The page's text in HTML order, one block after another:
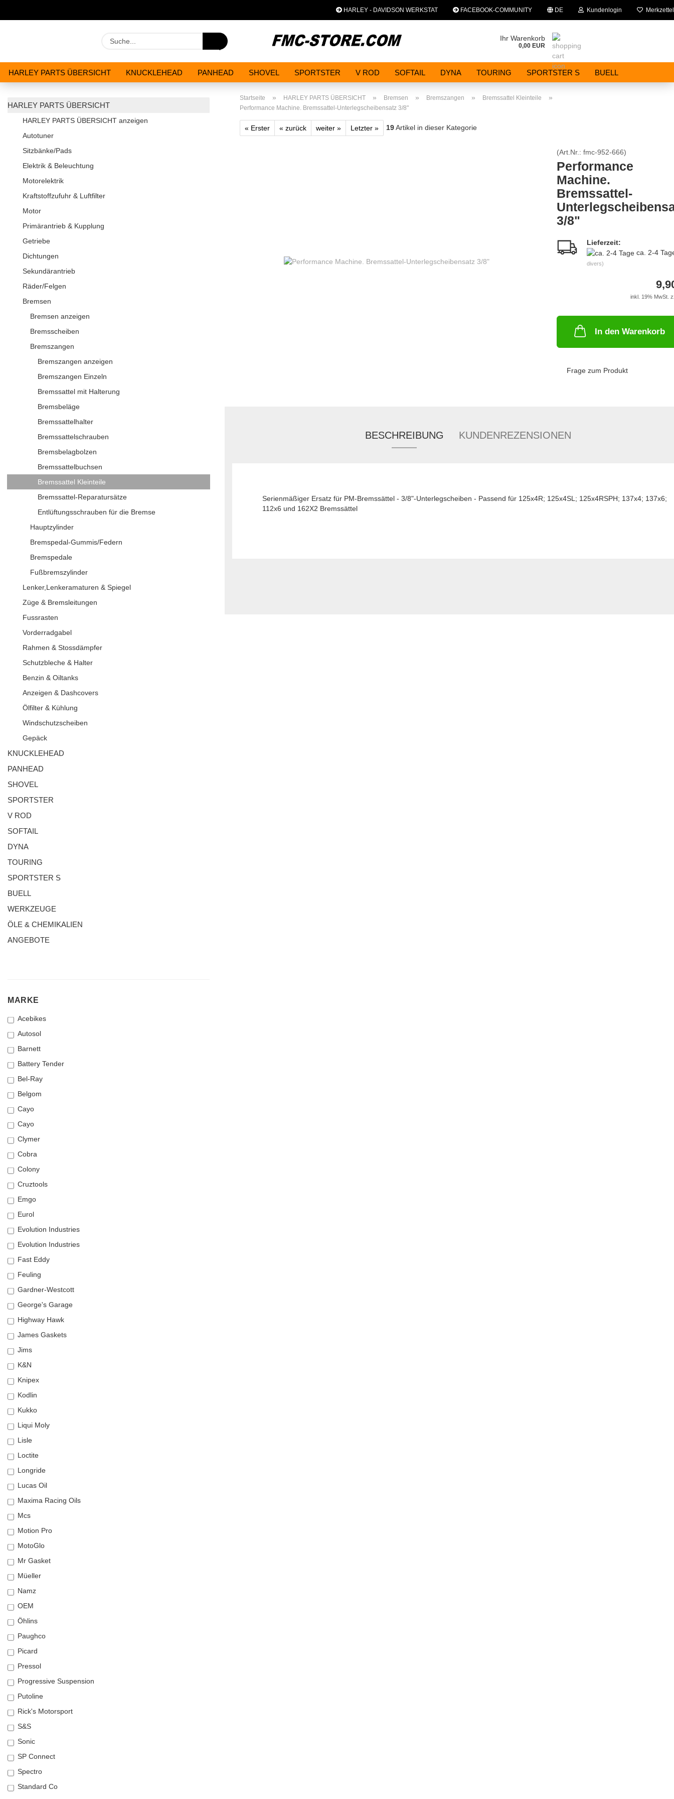
HARLEY - DAVIDSON WERKSTAT FACEBOOK-COMMUNITY DE Kundenlogin Merkzettel
Suche... Ihr Warenkorb
0,00 EUR
HARLEY PARTS ÜBERSICHT KNUCKLEHEAD PANHEAD SHOVEL SPORTSTER V ROD SOFTAIL DYNA TOURING SPORTSTER S BUELL
Startseite » HARLEY PARTS ÜBERSICHT » Bremsen » Bremszangen » Bremssattel Kleinteile »
Performance Machine. Bremssattel-Unterlegscheibensatz 3/8"
« Erster « zurück weiter » Letzter » 19Artikel in dieser Kategorie
(Art.Nr.: fmc-952-666)
Performance
Machine.
Bremssattel-
3/8"
Lieferzeit:
ca. 2-4
divers)
inkl. 19% MwSt.
In den Warenkorb
Frage zum Produkt
BESCHREIBUNG KUNDENREZENSIONEN
Serienmäßiger Ersatz für PM-Bremssättel - 3/8"-Unterlegscheiben - Passend für 125x4R; 125x4SL; 125x4RSPH; 137x4; 137x6;
112x6 und 162X2 Bremssättel
HARLEY PARTS ÜBERSICHT
HARLEY PARTS ÜBERSICHT anzeigen
Autotuner
Sitzbänke/Pads
Elektrik & Beleuchtung
Motorelektrik
Kraftstoffzufuhr & Luftfilter
Motor
Primärantrieb & Kupplung
Getriebe
Dichtungen
Sekundärantrieb
Räder/Felgen
Bremsen
Bremsen anzeigen
Bremsscheiben
Bremszangen
Bremszangen anzeigen
Bremszangen Einzeln
Bremssattel mit Halterung
Bremsbeläge
Bremssattelhalter
Bremssattelschrauben
Bremsbelagbolzen
Bremssattelbuchsen
Bremssattel Kleinteile
Bremssattel-Reparatursätze
Entlüftungsschrauben für die Bremse
Hauptzylinder
Bremspedal-Gummis/Federn
Bremspedale
Fußbremszylinder
Lenker,Lenkeramaturen & Spiegel
Züge & Bremsleitungen
Fussrasten
Vorderradgabel
Rahmen & Stossdämpfer
Schutzbleche & Halter
Benzin & Oiltanks
Anzeigen & Dashcovers
Ölfilter & Kühlung
Windschutzscheiben
Gepäck
KNUCKLEHEAD
PANHEAD
SHOVEL
SPORTSTER
V ROD
SOFTAIL
DYNA
TOURING
SPORTSTER S
BUELL
WERKZEUGE
ÖLE & CHEMIKALIEN
ANGEBOTE
MARKE
MARKE
Acebikes
Autosol
Barnett
Battery Tender
Bel-Ray
Belgom
Cayo
Cayo
Clymer
Cobra
Colony
Cruztools
Emgo
Eurol
Evolution Industries
Evolution Industries
Fast Eddy
Feuling
Gardner-Westcott
George's Garage
Highway Hawk
James Gaskets
Jims
K&N
Knipex
Kodlin
Kukko
Liqui Moly
Lisle
Loctite
Longride
Lucas Oil
Maxima Racing Oils
Mcs
Motion Pro
MotoGlo
Mr Gasket
Müeller
Namz
OEM
Öhlins
Paughco
Picard
Pressol
Progressive Suspension
Putoline
Rick's Motorsport
S&S
Sonic
SP Connect
Spectro
Standard Co